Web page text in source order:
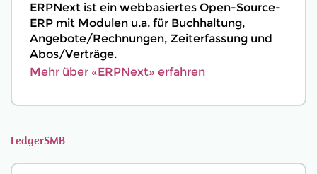
ERPNext ist ein webbasiertes Open-Source-
ERP mit Modulen u.a. für Buchhaltung,
Angebote/Rechnungen, Zeiterfassung und
Abos/Verträge.
Mehr über «ERPNext» erfahren
LedgerSMB